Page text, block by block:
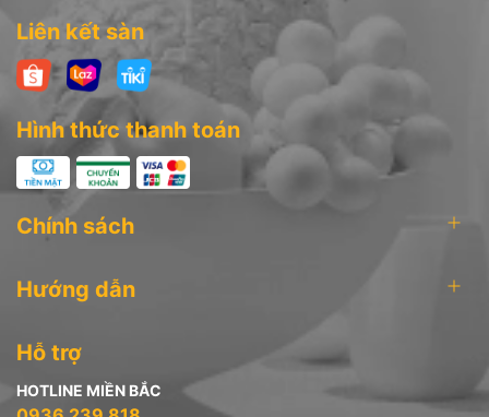
Liên kết sàn
Hình thức thanh toán
Chính sách
Hướng dẫn
Hỗ trợ
HOTLINE MIỀN BẮC